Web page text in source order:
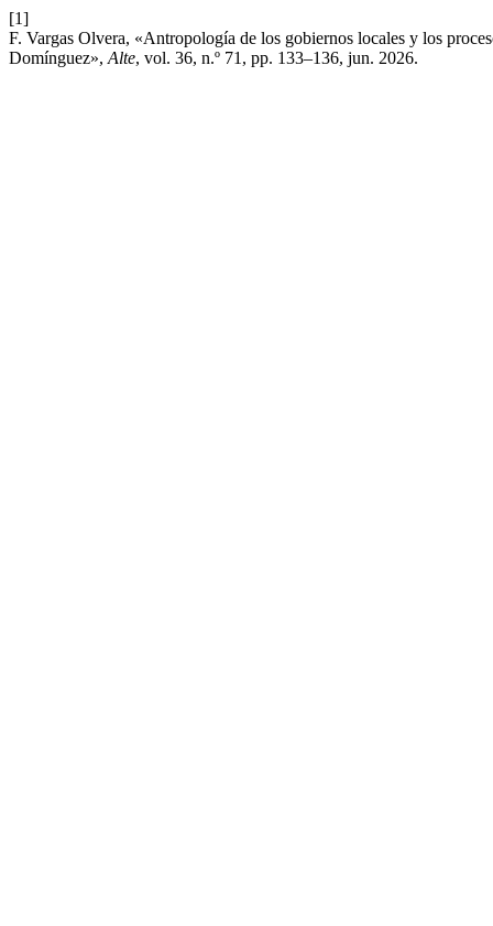
[1]
F. Vargas Olvera, «Antropología de los gobiernos locales y los
Domínguez», Alte, vol. 36, n.º 71, pp. 133–136, jun. 2026.